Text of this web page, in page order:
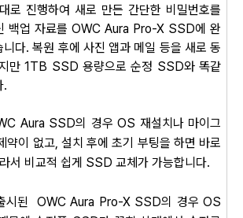
로 진행하여 새로 만든 간단한 비밀번호를
백업 자료를 OWC Aura Pro-X SSD에 완
니다. 복원 후에 사진 앱과 메일 등을 새로 동
만 1TB SSD 용량으로 순정 SSD와 똑같
.
Aura SSD의 경우 OS 재설치나 마이그
약이 없고, 설치 후에 초기 부팅을 하면 바로
서 비교적 쉽게 SSD 교체가 가능합니다.
시된 OWC Aura Pro-XSSD의 경우 OS